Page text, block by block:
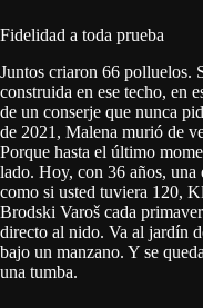
Fidelidad a toda prueba
Juntos criaron 66 polluelos.
construida en ese techo, en
de un conserje que nunca
de 2021, Malena murió de
Porque hasta el último
lado. Hoy, con 36 años, una
como si usted tuviera 120,
Brodski Varoš cada
directo al nido. Va al jardín
bajo un manzano. Y se
una tumba.